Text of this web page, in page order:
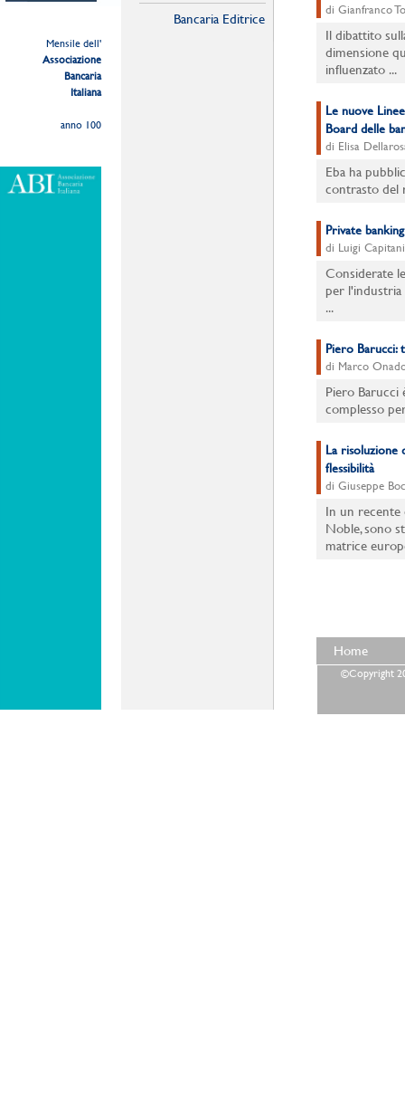
Mensile dell'
Associazione
Bancaria
Italiana
anno 100
Bancaria Editrice
di Gianfranco
Il dibattito
dimensione
influenzato ...
Le nuove
Board delle
di Elisa
Eba ha
contrasto del
Private
di Luigi
Considerate
per l'industria
...
Piero Barucci:
di Marco
Piero Barucci
complesso
La risoluzione
flessibilità
di Giuseppe
In un recente
Noble, sono
matrice
Home
©Copyright